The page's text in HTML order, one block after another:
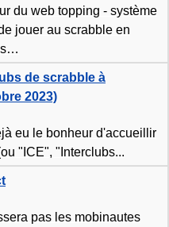
du web topping - système
jouer au scrabble en
…
de scrabble à
2023)
eu le bonheur d'accueillir
"ICE", "Interclubs...
pas les mobinautes